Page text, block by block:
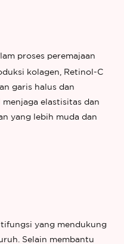
proses peremajaan
kolagen, Retinol-C
garis halus dan
elastisitas dan
yang lebih muda dan
yang mendukung
Selain membantu